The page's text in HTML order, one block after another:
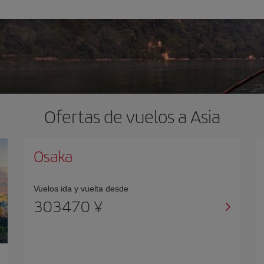
Ofertas de vuelos a Asia
Osaka
Vuelos ida y vuelta desde
303470 ¥